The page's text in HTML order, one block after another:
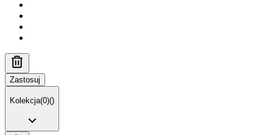
Zastosuj
Kolekcja(0)()